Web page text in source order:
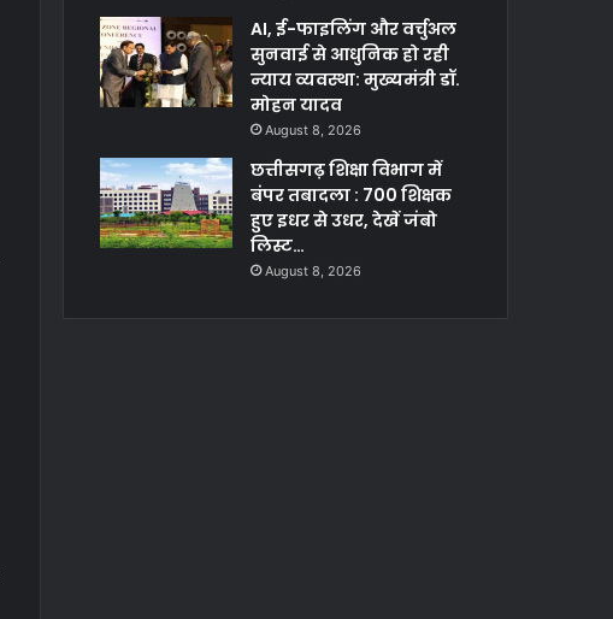
AI, ई-फाइलिंग और वर्चुअल
सुनवाई से आधुनिक हो रही
न्याय व्यवस्था: मुख्यमंत्री डॉ.
मोहन यादव
August 8, 2026
छत्तीसगढ़ शिक्षा विभाग में
बंपर तबादला : 700 शिक्षक
हुए इधर से उधर, देखें जंबो
लिस्ट…
August 8, 2026